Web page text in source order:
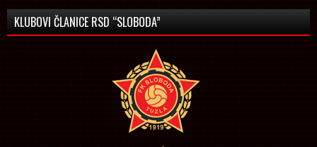
KLUBOVI ČLANICE RSD “SLOBODA”